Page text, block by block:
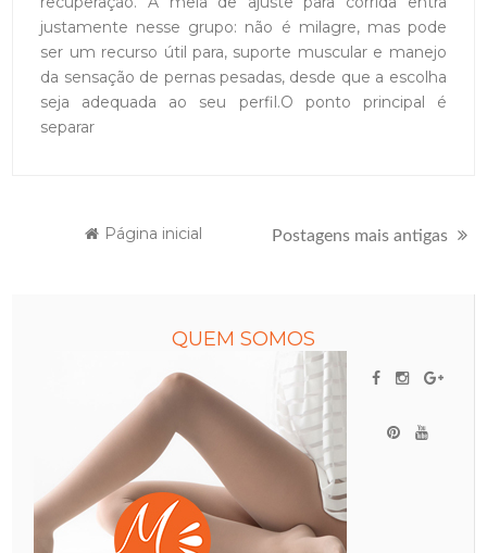
justamente nesse grupo: não é milagre, mas pode
ser um recurso útil para, suporte muscular e manejo
da sensação de pernas pesadas, desde que a escolha
seja adequada ao seu perfil.O ponto principal é
separar
Postagens mais antigas
Página inicial
QUEM SOMOS